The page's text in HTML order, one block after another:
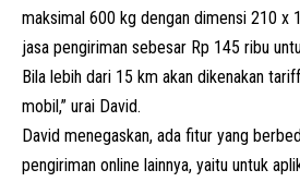
maksimal 600 kg dengan dimensi 210 x
jasa pengiriman sebesar Rp 145 ribu
Bila lebih dari 15 km akan dikenakan
mobil,” urai David.
David menegaskan, ada fitur yang
pengiriman online lainnya, yaitu untuk